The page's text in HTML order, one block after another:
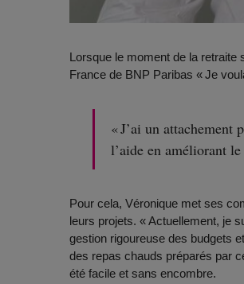
Lorsque le moment de la retraite
France de BNP Paribas « Je
« J’ai un
l’aide en améliorant
Pour cela, Véronique met ses
leurs projets. « Actuellement, je
gestion rigoureuse des budgets
des repas chauds préparés par
été facile et sans encombre.